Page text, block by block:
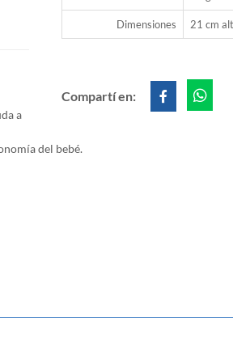
Dimensiones 21 cm
Compartí en:
a
del bebé.